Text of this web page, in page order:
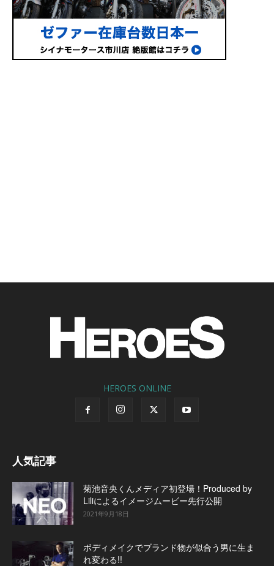
HEROES ONLINE
人気記事
菊池音央くんメディア初登場！Produced by
Liliによるイメージムービー先行公開
2021年9月18日
ボディメイクでブランド物が似合う男に生ま
れ変わる!!